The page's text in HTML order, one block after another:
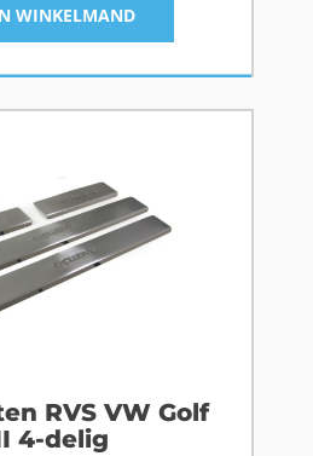
WINKELMAND
RVS VW Golf
4-delig